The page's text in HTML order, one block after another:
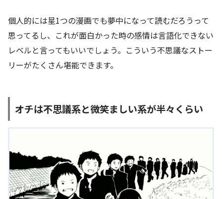
個人的には星1つの漫画でも夢中になって読むだろうって
思ってるし、これが面白かった時の感情は言語化できない
レベルと言ってもいいでしょう。こういう不思議なストー
リーがたくさん堪能できます。
オチは不思議系と微笑ましい系が半々くらい